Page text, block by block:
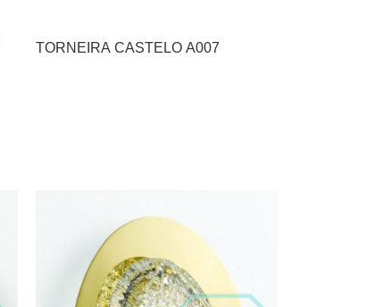
TORNEIRA CASTELO A007